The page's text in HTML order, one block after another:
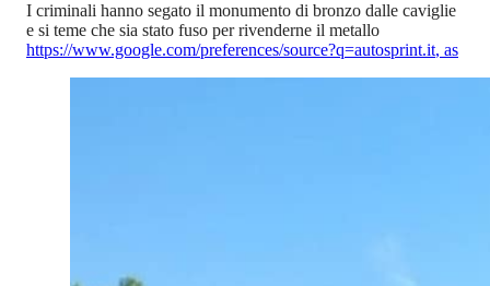
I criminali hanno segato il monumento di bronzo dalle caviglie
e si teme che sia stato fuso per rivenderne il metallo
https://www.google.com/preferences/source?q=autosprint.it, as